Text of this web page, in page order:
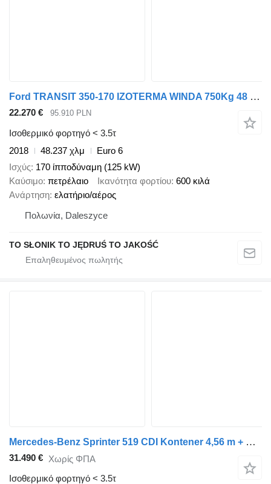
Ford TRANSIT 350-170 IZOTERMA WINDA 750Kg 48 Tyś Km SERWIS ASO FORD D
22.270 € 95.910 PLN
Ισοθερμικό φορτηγό < 3.5τ
2018
48.237 χλμ
Euro 6
Ισχύς 170 ίπποδύναμη (125 kW)
Καύσιμο πετρέλαιο Ικανότητα φορτίου 600 κιλά
Ανάρτηση ελατήριο/αέρος
Πολωνία, Daleszyce
TO SŁONIK TO JĘDRUŚ TO JAKOŚĆ
Mercedes-Benz Sprinter 519 CDI Kontener 4,56 m + Drzwi Bliźniaki Automat Salon
31.490 € Χωρίς ΦΠΑ
Ισοθερμικό φορτηγό < 3.5τ